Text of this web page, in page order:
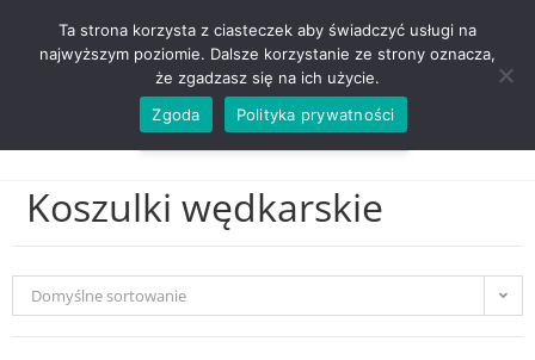
ZADZWOŃ TEL. 600 352 938
Koszulki wędkarskie
Domyślne sortowanie
Ta strona korzysta z ciasteczek aby świadczyć usługi na
najwyższym poziomie. Dalsze korzystanie ze strony oznacza,
że zgadzasz się na ich użycie.
Zgoda
Polityka prywatności